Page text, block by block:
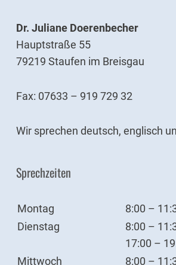
Dr. Juliane Doerenbecher
Hauptstraße 55
79219 Staufen im Breisgau
Fax: 07633 – 919 729 32
Wir sprechen deutsch, englisch
Sprechzeiten
Montag
8:00 –
Dienstag
8:00 –
17:00 –
Mittwoch
8:00 –